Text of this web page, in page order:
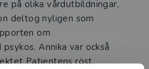
på olika vårdutbildningar,
deltog nyligen som
om
Annika var också
Patientens röst.